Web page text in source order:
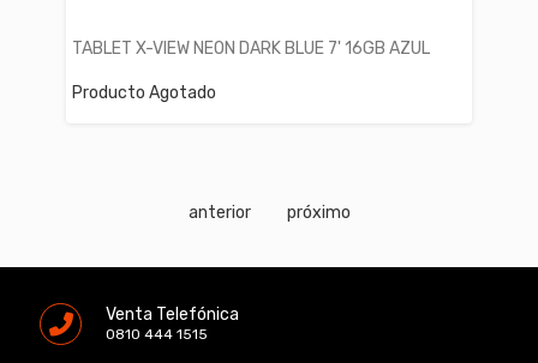
TABLET X-VIEW NEON DARK BLUE 7' 16GB AZUL
Producto Agotado
anterior próximo
Venta Telefónica
0810 444 1515